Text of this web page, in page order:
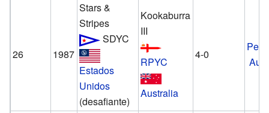
26 1987
Stars &
Stripes
SDYC
Estados
Unidos
(desafiante)
Kookaburra
III
RPYC
Australia
4-0